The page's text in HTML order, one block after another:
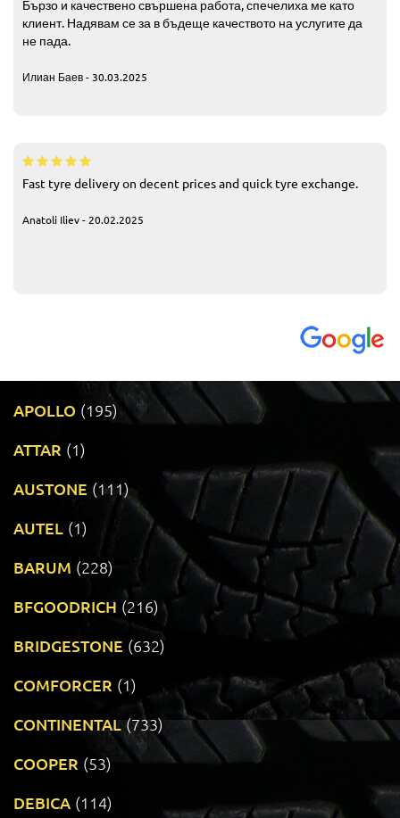
Бързо и качествено свършена работа, спечелиха ме като
клиент. Надявам се за в бъдеще качеството на услугите да
не пада.
Илиан Баев - 30.03.2025
Fast tyre delivery on decent prices and quick tyre exchange.
Anatoli Iliev - 20.02.2025
APOLLO (195)
ATTAR (1)
AUSTONE (111)
AUTEL (1)
BARUM (228)
BFGOODRICH (216)
BRIDGESTONE (632)
COMFORCER (1)
CONTINENTAL (733)
COOPER (53)
DEBICA (114)